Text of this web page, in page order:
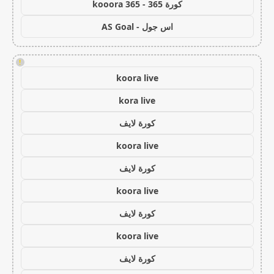
كورة 365 - kooora 365
اس جول - AS Goal
!
koora live
kora live
كورة لايف
koora live
كورة لايف
koora live
كورة لايف
koora live
كورة لايف